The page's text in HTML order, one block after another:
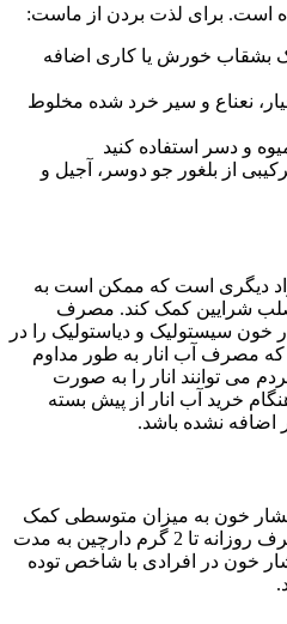
است. برای لذت بردن از ماست:
بشقاب خورش یا کاری اضافه
نعناع و سیر خرد شده مخلوط
و دسر استفاده کنید
از بلغور جو دوسر، آجیل و
دیگری است که ممکن است به
شرایین کمک کند. مصرف
خون سیستولیک و دیاستولیک را در
که مصرف آب انار به طور مداوم
می توانند انار را به صورت
خرید آب انار از پیش بسته
اضافه نشده باشد.
خون به میزان متوسطی کمک
کند. نویسندگان دریافتند که مصرف روزانه تا 2 گرم دارچین به مدت
خون در افرادی با شاخص توده